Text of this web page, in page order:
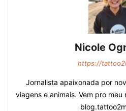
Nicole
https://
Jornalista apaixonada por
viagens e animais. Vem pro